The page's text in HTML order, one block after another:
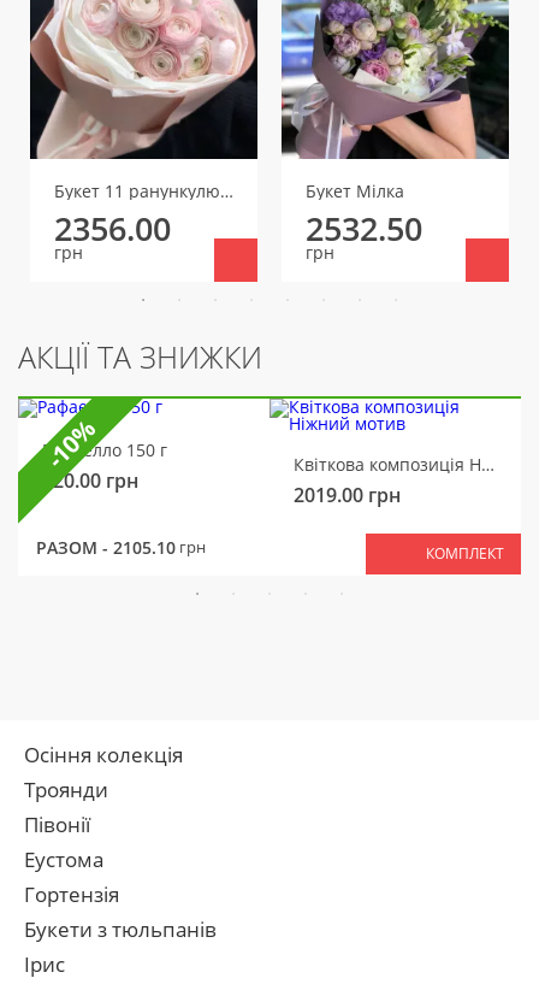
Букет 11 ранункулюсів
2356.00
грн
Букет Мілка
2532.50
грн
АКЦІЇ ТА ЗНИЖКИ
Рафаелло 150 г
320.00 грн
Квіткова композиція Ніжний мотив
2019.00 грн
РАЗОМ - 2105.10 грн КОМПЛЕКТ
-10%
Осіння колекція
Троянди
Півонії
Еустома
Гортензія
Букети з тюльпанів
Ірис